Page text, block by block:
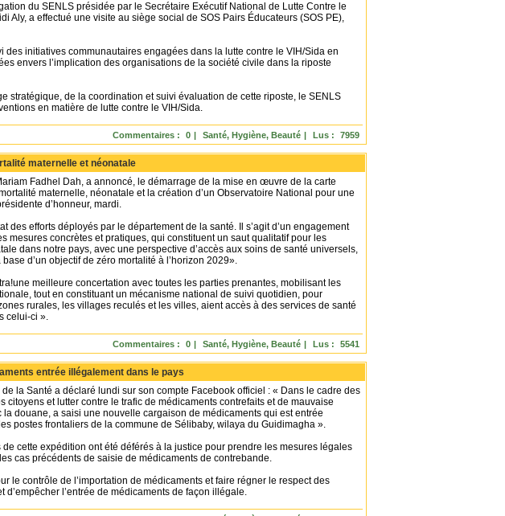
du SENLS présidée par le Secrétaire Exécutif National de Lutte Contre le
Aly, a effectué une visite au siège social de SOS Pairs Éducateurs (SOS PE),
des initiatives communautaires engagées dans la lutte contre le VIH/Sida en
envers l’implication des organisations de la société civile dans la riposte
stratégique, de la coordination et suivi évaluation de cette riposte, le SENLS
en matière de lutte contre le VIH/Sida.
Lus : 7959
Santé, Hygiène, Beauté |
Commentaires : 0 |
maternelle et néonatale
Fadhel Dah, a annoncé, le démarrage de la mise en œuvre de la carte
maternelle, néonatale et la création d’un Observatoire National pour une
d’honneur, mardi.
des efforts déployés par le département de la santé. Il s’agit d’un engagement
mesures concrètes et pratiques, qui constituent un saut qualitatif pour les
dans notre pays, avec une perspective d’accès aux soins de santé universels,
d’un objectif de zéro mortalité à l’horizon 2029».
meilleure concertation avec toutes les parties prenantes, mobilisant les
tout en constituant un mécanisme national de suivi quotidien, pour
rurales, les villages reculés et les villes, aient accès à des services de santé
celui-ci ».
Lus : 5541
Santé, Hygiène, Beauté |
Commentaires : 0 |
entrée illégalement dans le pays
la Santé a déclaré lundi sur son compte Facebook officiel : « Dans le cadre des
citoyens et lutter contre le trafic de médicaments contrefaits et de mauvaise
douane, a saisi une nouvelle cargaison de médicaments qui est entrée
postes frontaliers de la commune de Sélibaby, wilaya du Guidimagha ».
cette expédition ont été déférés à la justice pour prendre les mesures légales
cas précédents de saisie de médicaments de contrebande.
le contrôle de l’importation de médicaments et faire régner le respect des
l’entrée de médicaments de façon illégale.